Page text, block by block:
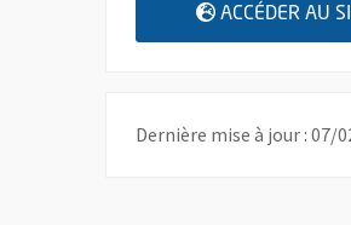
ACCÉDER AU
Dernière mise à jour : 07/